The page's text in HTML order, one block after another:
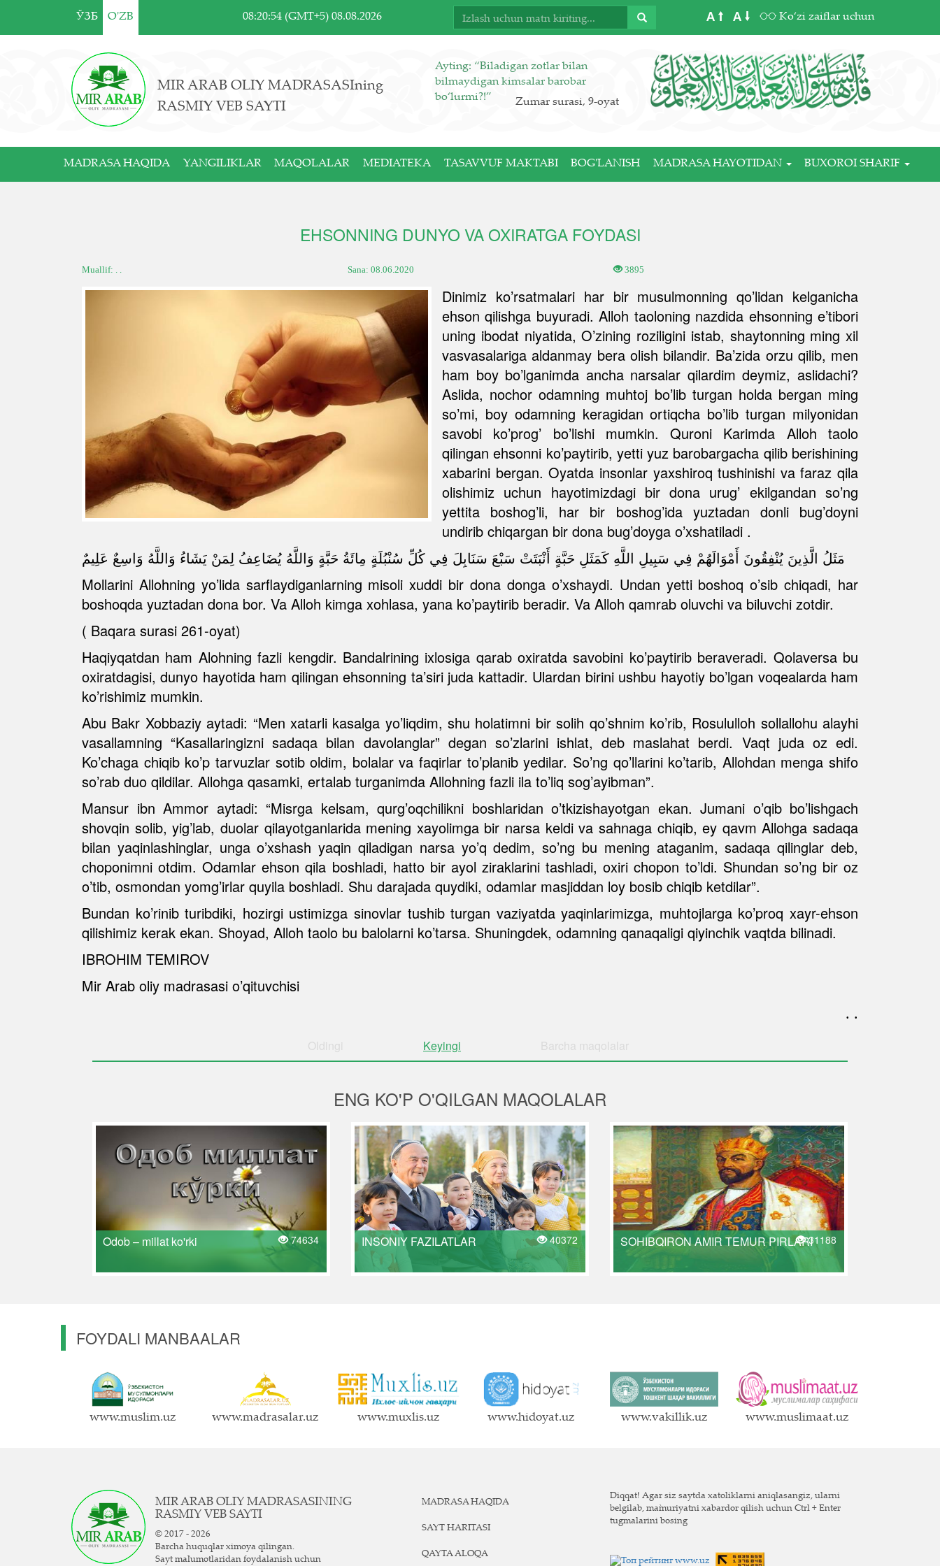
ЎЗБ O'ZB 08:20:54 (GMT+5) 08.08.2026 A A Ko‘zi zaiflar uchun
MIR ARAB OLIY MADRASASIning
RASMIY VEB SAYTI
Ayting: “Biladigan zotlar bilan
bilmaydigan kimsalar barobar
bo‘lurmi?!”
Zumar surasi, 9-oyat
MADRASA HAQIDA YANGILIKLAR MAQOLALAR MEDIATEKA TASAVVUF MAKTABI BOG'LANISH MADRASA HAYOTIDAN BUXOROI SHARIF
EHSONNING DUNYO VA OXIRATGA FOYDASI
Muallif: . . Sana: 08.06.2020 3895
Dinimiz ko’rsatmalari har bir musulmonning qo’lidan kelganicha
ehson qilishga buyuradi. Alloh taoloning nazdida ehsonning e’tibori
uning ibodat niyatida, O’zining roziligini istab, shaytonning ming xil
vasvasalariga aldanmay bera olish bilandir. Ba’zida orzu qilib, men
ham boy bo’lganimda ancha narsalar qilardim deymiz, aslidachi?
Aslida, nochor odamning muhtoj bo’lib turgan holda bergan ming
so’mi, boy odamning keragidan ortiqcha bo’lib turgan milyonidan
savobi ko’prog’ bo’lishi mumkin. Quroni Karimda Alloh taolo
qilingan ehsonni ko’paytirib, yetti yuz barobargacha qilib berishining
xabarini bergan. Oyatda insonlar yaxshiroq tushinishi va faraz qila
olishimiz uchun hayotimizdagi bir dona urug’ ekilgandan so’ng
yettita boshog’li, har bir boshog’ida yuztadan donli bug’doyni
undirib chiqargan bir dona bug’doyga o’xshatiladi .
مَثَلُ الَّذِينَ يُنْفِقُونَ أَمْوَالَهُمْ فِي سَبِيلِ اللَّهِ كَمَثَلِ حَبَّةٍ أَنْبَتَتْ سَبْعَ سَنَابِلَ فِي كُلِّ سُنْبُلَةٍ مِائَةُ حَبَّةٍ وَاللَّهُ يُضَاعِفُ لِمَنْ يَشَاءُ وَاللَّهُ وَاسِعٌ عَلِيمٌ
Mollarini Allohning yo’lida sarflaydiganlarning misoli xuddi bir dona donga o’xshaydi. Undan yetti boshoq o’sib chiqadi, har
boshoqda yuztadan dona bor. Va Alloh kimga xohlasa, yana ko’paytirib beradir. Va Alloh qamrab oluvchi va biluvchi zotdir.
( Baqara surasi 261-oyat)
Haqiyqatdan ham Alohning fazli kengdir. Bandalrining ixlosiga qarab oxiratda savobini ko’paytirib beraveradi. Qolaversa bu
oxiratdagisi, dunyo hayotida ham qilingan ehsonning ta’siri juda kattadir. Ulardan birini ushbu hayotiy bo’lgan voqealarda ham
ko’rishimiz mumkin.
Abu Bakr Xobbaziy aytadi: “Men xatarli kasalga yo’liqdim, shu holatimni bir solih qo’shnim ko’rib, Rosululloh sollallohu alayhi
vasallamning “Kasallaringizni sadaqa bilan davolanglar” degan so’zlarini ishlat, deb maslahat berdi. Vaqt juda oz edi.
Ko’chaga chiqib ko’p tarvuzlar sotib oldim, bolalar va faqirlar to’planib yedilar. So’ng qo’llarini ko’tarib, Allohdan menga shifo
so’rab duo qildilar. Allohga qasamki, ertalab turganimda Allohning fazli ila to’liq sog’ayibman”.
Mansur ibn Ammor aytadi: “Misrga kelsam, qurg’oqchilikni boshlaridan o’tkizishayotgan ekan. Jumani o’qib bo’lishgach
shovqin solib, yig’lab, duolar qilayotganlarida mening xayolimga bir narsa keldi va sahnaga chiqib, ey qavm Allohga sadaqa
bilan yaqinlashinglar, unga o’xshash yaqin qiladigan narsa yo’q dedim, so’ng bu mening ataganim, sadaqa qilinglar deb,
choponimni otdim. Odamlar ehson qila boshladi, hatto bir ayol ziraklarini tashladi, oxiri chopon to’ldi. Shundan so’ng bir oz
o’tib, osmondan yomg’irlar quyila boshladi. Shu darajada quydiki, odamlar masjiddan loy bosib chiqib ketdilar”.
Bundan ko’rinib turibdiki, hozirgi ustimizga sinovlar tushib turgan vaziyatda yaqinlarimizga, muhtojlarga ko’proq xayr-ehson
qilishimiz kerak ekan. Shoyad, Alloh taolo bu balolarni ko’tarsa. Shuningdek, odamning qanaqaligi qiyinchik vaqtda bilinadi.
IBROHIM TEMIROV
Mir Arab oliy madrasasi o’qituvchisi
. .
Oldingi Keyingi Barcha maqolalar
ENG KO'P O'QILGAN MAQOLALAR
Odob – millat ko'rki 74634 INSONIY FAZILATLAR 40372 SOHIBQIRON AMIR TEMUR PIRLARI31188
FOYDALI MANBAALAR
www.muslim.uz www.madrasalar.uz www.muxlis.uz www.hidoyat.uz www.vakillik.uz www.muslimaat.uz
MIR ARAB OLIY MADRASASINING
RASMIY VEB SAYTI
© 2017 - 2026
Barcha huquqlar ximoya qilingan.
Sayt ma`lumotlaridan foydalanish uchun
MADRASA HAQIDA
SAYT HARITASI
QAYTA ALOQA
Diqqat! Agar siz saytda xatoliklarni aniqlasangiz, ularni
belgilab, ma`muriyatni xabardor qilish uchun Ctrl + Enter
tugmalarini bosing